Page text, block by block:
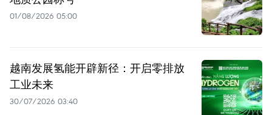
01/08/2026 05:00
越南发展氢能开辟新径：开启零排放
工业未来
30/07/2026 03:40